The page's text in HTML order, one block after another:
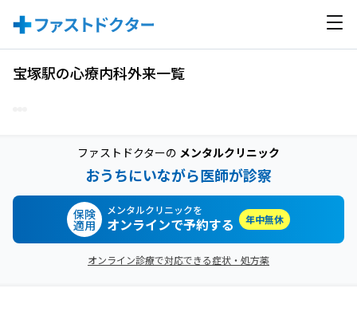
宝塚駅の心療内科外来一覧
ファストドクターの メンタルクリニック
おうちにいながら医師が診察
保険
適用
メンタルクリニックを
オンラインで予約する 年中無休
オンライン診療で対応できる症状・処方薬